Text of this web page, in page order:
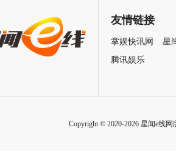
友情链接
掌娱快讯网
星
腾讯娱乐
Copyright © 2020-2026 星闻e线